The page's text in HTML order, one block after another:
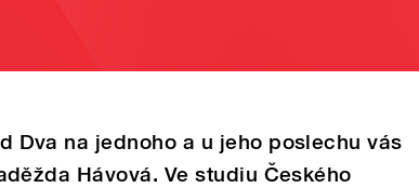
Dva na jednoho a u jeho poslechu vás
Hávová. Ve studiu Českého